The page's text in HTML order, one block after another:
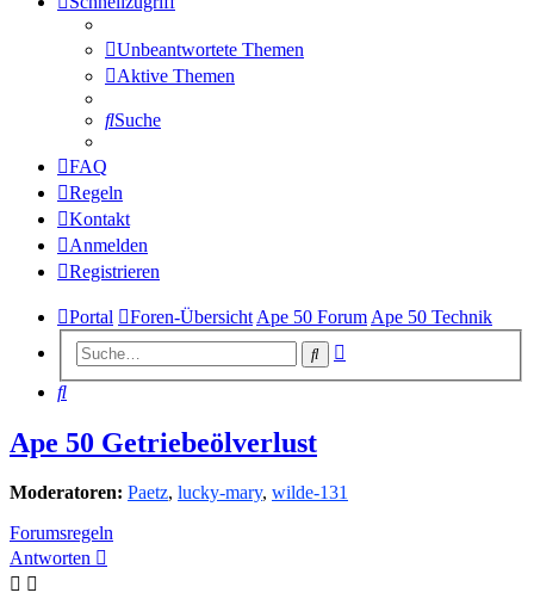
Unbeantwortete Themen
Aktive Themen
Suche
FAQ
Regeln
Kontakt
Anmelden
Registrieren
Portal Foren-Übersicht Ape 50 Forum Ape 50 Technik
Suche
Suche
Ape 50 Getriebeölverlust
Moderatoren: Paetz, lucky-mary, wilde-131
Forumsregeln
Antworten